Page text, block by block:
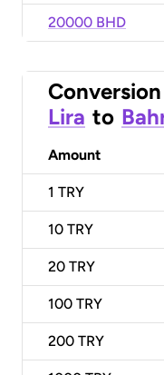
20000 BHD
Lira to
Amount
1 TRY
10 TRY
20 TRY
100 TRY
200 TRY